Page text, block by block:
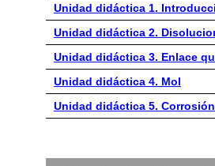
Unidad didáctica 1.
Unidad didáctica 2.
Unidad didáctica 3. Enlace
Unidad didáctica 4. Mol
Unidad didáctica 5. Corrosión